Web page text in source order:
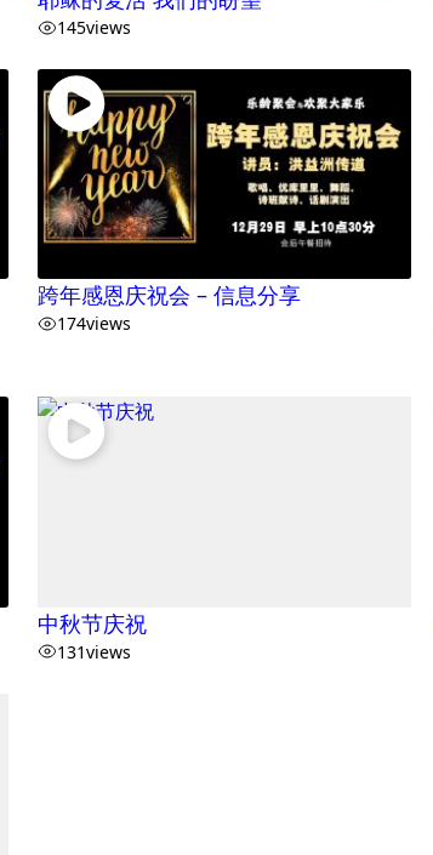
145views
跨年感恩庆祝会 – 信息分享
174views
中秋节庆祝
131views